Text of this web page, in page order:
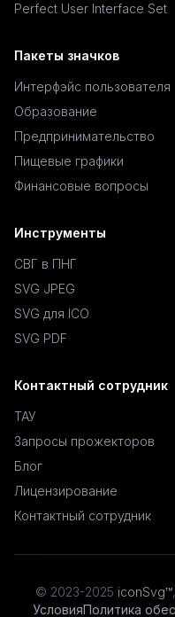
Perfect User Interface Set
Пакеты значков
Интерфэйс пользователя
Образование
Предпринимательство
Пищевые графики
Финансовые вопросы
Инструменты
СВГ в ПНГ
SVG JPEG
SVG для ICO
SVG PDF
Контактный сотрудник
ТАУ
Запросы прожекторов
Блог
Лицензирование
Контактный сотрудник
© 2023-2025 iconSvg™,
УсловияПолитика